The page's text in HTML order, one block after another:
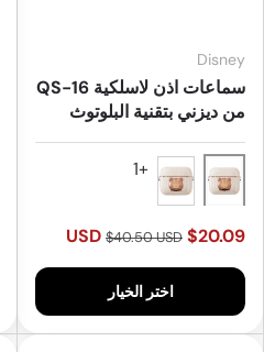
Disney
سماعات اذن لاسلكية QS-16
من ديزني بتقنية البلوتوث
$20.09 USD
$40.50 USD
اختر الخيار